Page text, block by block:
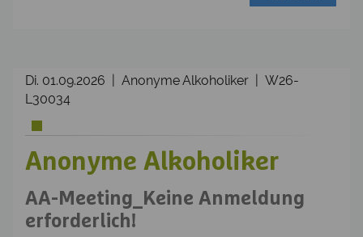
Di. 01.09.2026 | Anonyme Alkoholiker | W26-
L30034
Anonyme Alkoholiker
AA-Meeting_Keine Anmeldung
erforderlich!